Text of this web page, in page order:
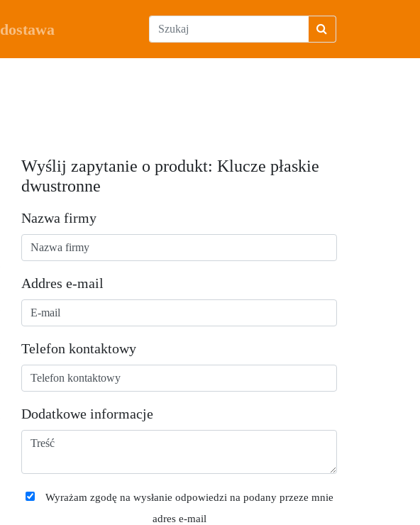
dostawa
Wyślij zapytanie o produkt: Klucze płaskie
dwustronne
Nazwa firmy
Addres e-mail
Telefon kontaktowy
Dodatkowe informacje
Wyrażam zgodę na wysłanie odpowiedzi na podany przeze mnie
adres e-mail